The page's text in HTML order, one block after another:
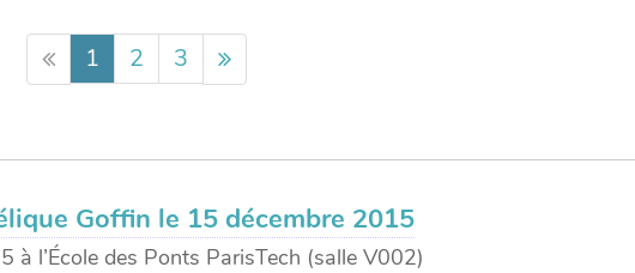
1 2 3
Goffin le 15 décembre 2015
à l’École des Ponts ParisTech (salle V002)